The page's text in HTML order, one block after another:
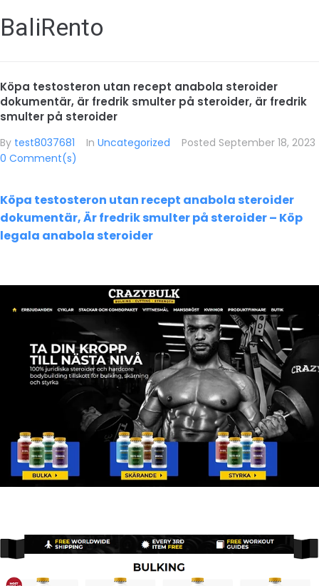
BaliRento
Köpa testosteron utan recept anabola steroider
dokumentär, är fredrik smulter på steroider, är fredrik
smulter på steroider
By test8037681 In Uncategorized Posted September 18, 2023
0 Comment(s)
Köpa testosteron utan recept anabola steroider
dokumentär, Är fredrik smulter på steroider – Köp
legala anabola steroider